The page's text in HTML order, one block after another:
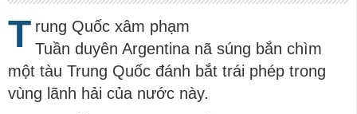
T rung Quốc xâm phạm
Tuần duyên Argentina nã súng bắn chìm
một tàu Trung Quốc đánh bắt trái phép trong
vùng lãnh hải của nước này.